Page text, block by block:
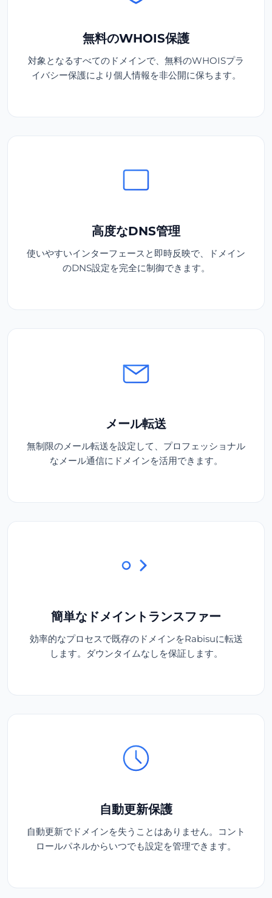
無料のWHOIS保護
対象となるすべてのドメインで、無料のWHOISプラ
イバシー保護により個人情報を非公開に保ちます。
高度なDNS管理
使いやすいインターフェースと即時反映で、ドメイン
のDNS設定を完全に制御できます。
メール転送
無制限のメール転送を設定して、プロフェッショナル
なメール通信にドメインを活用できます。
簡単なドメイントランスファー
効率的なプロセスで既存のドメインをRabisuに転送
します。ダウンタイムなしを保証します。
自動更新保護
自動更新でドメインを失うことはありません。コント
ロールパネルからいつでも設定を管理できます。